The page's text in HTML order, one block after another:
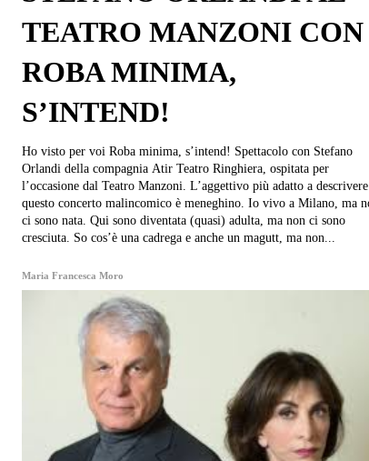
TEATRO MANZONI CON
ROBA MINIMA,
S’INTEND!
Ho visto per voi Roba minima, s’intend! Spettacolo con Stefano
Orlandi della compagnia Atir Teatro Ringhiera, ospitata per
l’occasione dal Teatro Manzoni. L’aggettivo più adatto a descrivere
questo concerto malincomico è meneghino. Io vivo a Milano, ma non
ci sono nata. Qui sono diventata (quasi) adulta, ma non ci sono
cresciuta. So cos’è una cadrega e anche un magutt, ma non...
Maria Francesca Moro